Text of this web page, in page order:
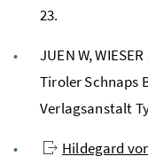
23.
JUEN W,
Tiroler Schnaps
Verlagsanstalt
Hildegard